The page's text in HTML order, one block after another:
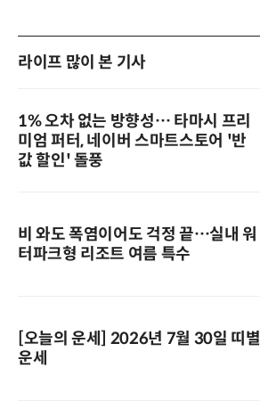
라이프 많이 본 기사
1% 오차 없는 방향성… 타마시 프리
미엄 퍼터, 네이버 스마트스토어 '반
값 할인' 돌풍
비 와도 폭염이어도 걱정 끝…실내 워
터파크형 리조트 여름 특수
[오늘의 운세] 2026년 7월 30일 띠별
운세